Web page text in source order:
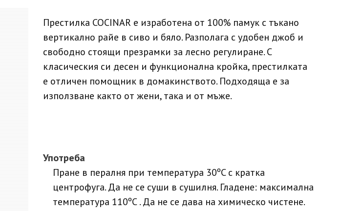
Престилка COCINAR е изработена от 100% памук с тъкано
вертикално райе в сиво и бяло. Разполага с удобен джоб и
свободно стоящи презрамки за лесно регулиране. С
класическия си десен и функционална кройка, престилката
е отличен помощник в домакинството. Подходяща е за
използване както от жени, така и от мъже.
Употреба
Пране в пералня при температура 30ºC с кратка
центрофуга. Да не се суши в сушилня. Гладене: максимална
температура 110ºC . Да не се дава на химическо чистене.